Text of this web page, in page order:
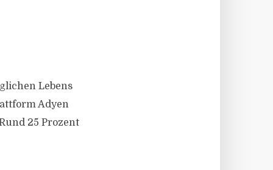
Lebens
Adyen
25 Prozent